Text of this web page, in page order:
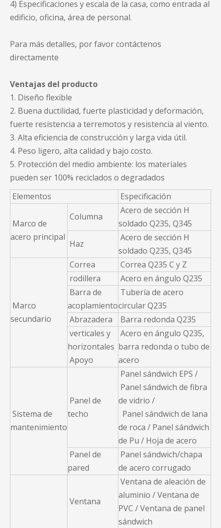
4) Especificaciones y escala de la casa, como entrada al
edificio, oficina, área de personal.
Para más detalles, por favor contáctenos
directamente
Ventajas del producto
1. Diseño flexible
2. Buena ductilidad, fuerte plasticidad y deformación,
fuerte resistencia a terremotos y resistencia al viento.
3. Alta eficiencia de construcción y larga vida útil.
4. Peso ligero, alta calidad y bajo costo.
5. Protección del medio ambiente: los materiales
pueden ser 100% reciclados o degradados
Elementos
Especificación
Marco de
acero principal
Columna
Acero de sección H
soldado Q235, Q345
Haz
Acero de sección H
soldado Q235, Q345
Marco
secundario
Correa
Correa Q235 C y Z
rodillera
Acero en ángulo Q235
Barra de
acoplamiento
Tubería de acero
circular Q235
Abrazadera
Barra redonda Q235
verticales y
horizontales
Apoyo
Acero en ángulo Q235,
barra redonda o tubo de
acero
Sistema de
mantenimiento
Panel de
techo
Panel sándwich EPS /
Panel sándwich de fibra
de vidrio /
Panel sándwich de lana
de roca / Panel sándwich
de Pu / Hoja de acero
Panel de
pared
Panel sándwich/chapa
de acero corrugado
Ventana
Ventana de aleación de
aluminio / Ventana de
PVC / Ventana de panel
sándwich